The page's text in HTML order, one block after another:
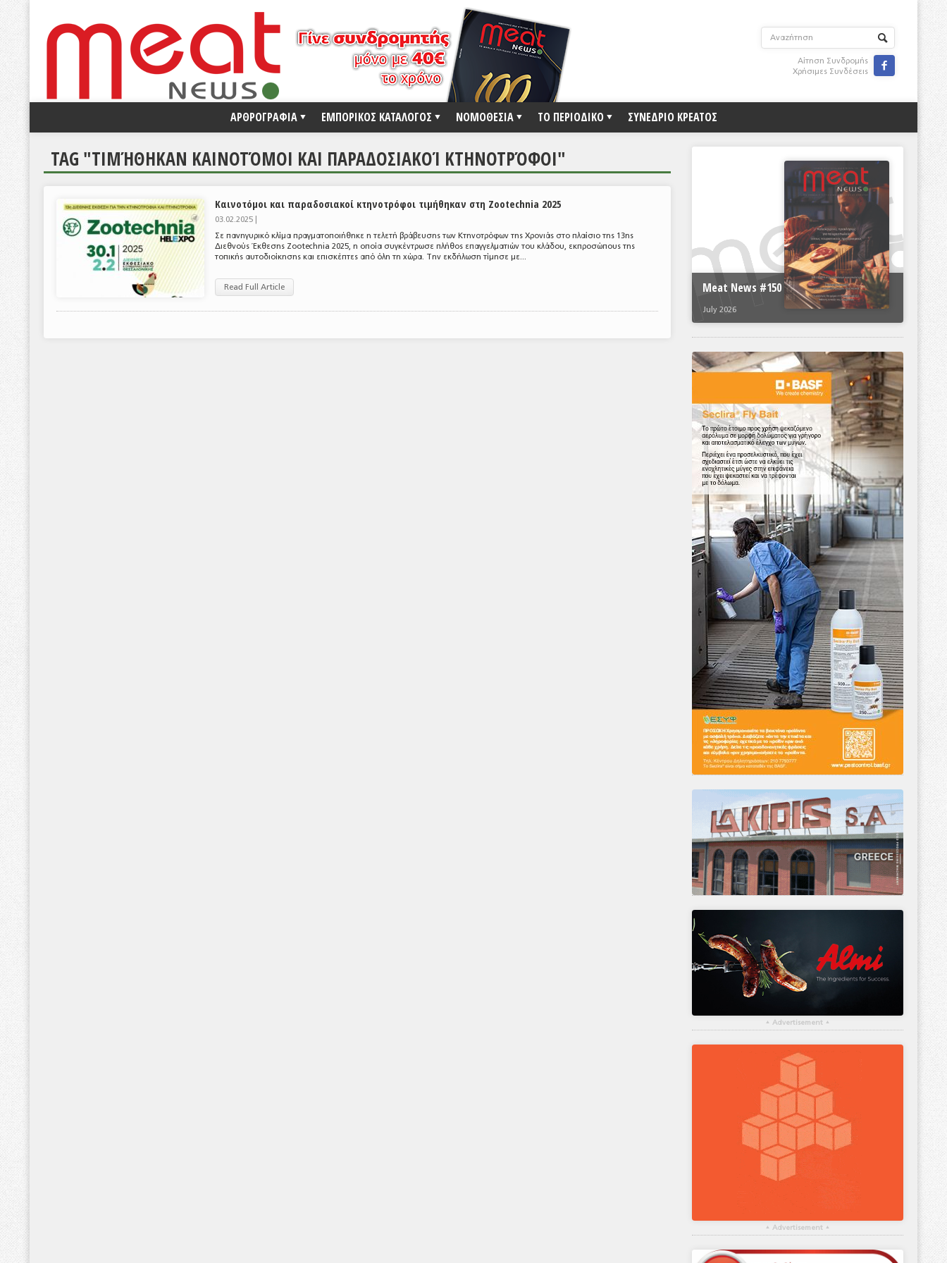
Αίτηση Συνδρομής
Χρήσιμες Συνδέσεις

ΑΡΘΡΟΓΡΑΦΙΑ ΕΜΠΟΡΙΚΟΣ ΚΑΤΑΛΟΓΟΣ ΝΟΜΟΘΕΣΙΑ ΤΟ ΠΕΡΙΟΔΙΚΟ ΣΥΝΕΔΡΙΟ ΚΡΕΑΤΟΣ
TAG "ΤΙΜΉΘΗΚΑΝ ΚΑΙΝΟΤΌΜΟΙ ΚΑΙ ΠΑΡΑΔΟΣΙΑΚΟΊ ΚΤΗΝΟΤΡΌΦΟΙ"
Καινοτόμοι και παραδοσιακοί κτηνοτρόφοι τιμήθηκαν στη Zootechnia 2025
03.02.2025 |
Σε πανηγυρικό κλίμα πραγματοποιήθηκε η τελετή βράβευσης των Κτηνοτρόφων της Χρονιάς στο πλαίσιο της 13ης
Διεθνούς Έκθεσης Zootechnia 2025, η οποία συγκέντρωσε πλήθος επαγγελματιών του κλάδου, εκπροσώπους της
τοπικής αυτοδιοίκησης και επισκέπτες από όλη τη χώρα. Την εκδήλωση τίμησε με...
Read Full Article Meat News #150
July 2026
▴ Advertisement ▴
▴ Advertisement ▴